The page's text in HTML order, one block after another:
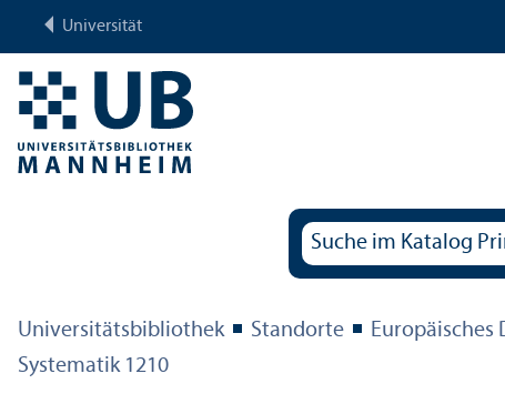
Universität
Universitäts­bibliothek Standorte
Systematik 1210